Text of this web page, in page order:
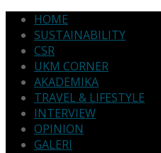
HOME
SUSTAINABILITY
CSR
UKM CORNER
AKADEMIKA
TRAVEL & LIFESTYLE
INTERVIEW
OPINION
GALERI